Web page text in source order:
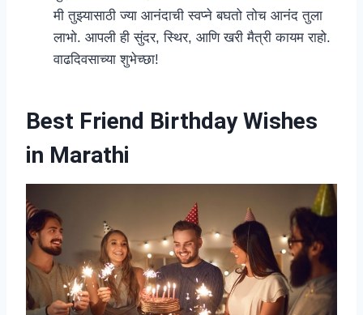
मी तुझ्यासाठी ज्या आनंदाची स्वप्ने बघतो तोच आनंद तुला
लाभो. आपली ही सुंदर, स्थिर, आणि खरी मैत्री कायम राहो.
वाढदिवसाच्या शुभेच्छा!
Best Friend Birthday Wishes
in Marathi